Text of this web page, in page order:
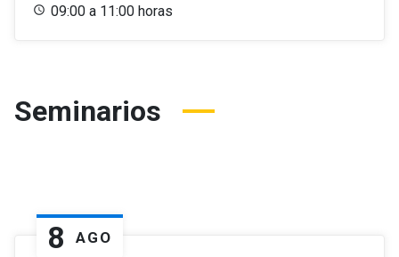
09:00 a 11:00 horas
Seminarios
8 AGO